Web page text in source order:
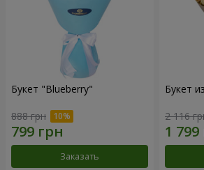
Букет "Blueberry"
888 грн
Заказать
Букет
2 116